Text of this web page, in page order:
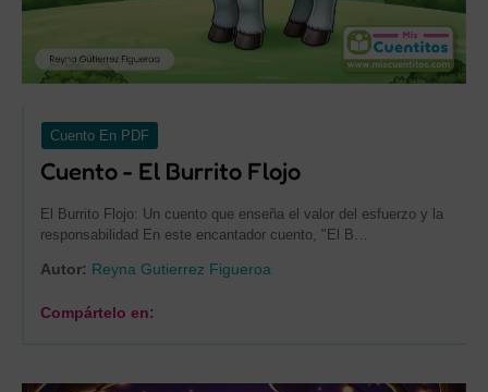
Cuento En PDF
Cuento - El Burrito Flojo
El Burrito Flojo: Un cuento que enseña el valor del esfuerzo y la
responsabilidad En este encantador cuento, "El B…
Autor: Reyna Gutierrez Figueroa
Compártelo en: